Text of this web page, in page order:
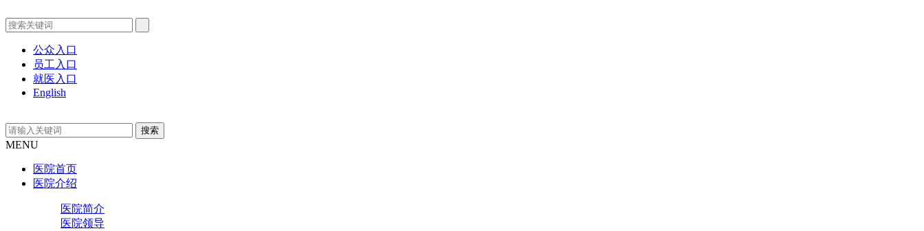
公众入口
员工入口
就医入口
English
MENU
医院首页
医院介绍
医院简介
医院领导